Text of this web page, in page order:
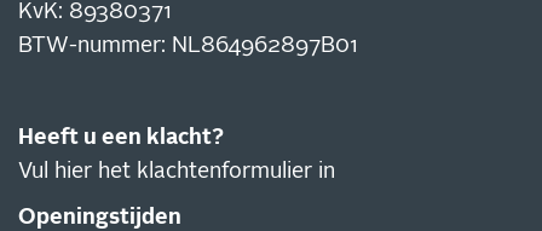
KvK: 89380371
BTW-nummer: NL864962897B01
Heeft u een klacht?
Vul hier het klachtenformulier in
Openingstijden